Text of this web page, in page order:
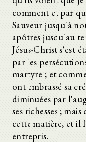
comment et par
Sauveur jusqu'à
apôtres jusqu'au
Jésus-Christ s'est
par les
martyre ; et
ont embrassé sa
diminuées par
ses richesses ;
cette matière, et il
entrepris.